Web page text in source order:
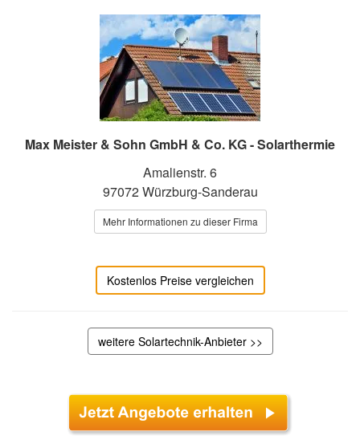
Max Meister & Sohn GmbH & Co. KG - Solarthermie
Amalienstr. 6
97072 Würzburg-Sanderau
Mehr Informationen zu dieser Firma
Kostenlos Preise vergleichen
weitere Solartechnik-Anbieter >>